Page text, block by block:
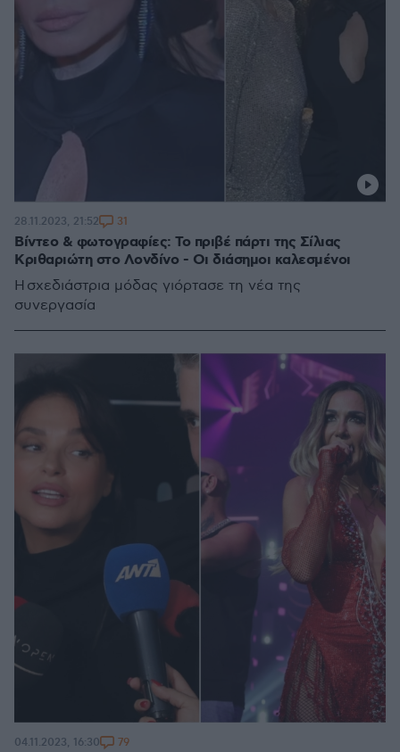
Βίντεο & φωτογραφίες: Το πριβέ πάρτι της Σίλιας
Κριθαριώτη στο Λονδίνο - Οι διάσημοι καλεσμένοι
Η σχεδιάστρια μόδας γιόρτασε τη νέα της
συνεργασία
28.11.2023, 21:52 31
04.11.2023, 16:30 79